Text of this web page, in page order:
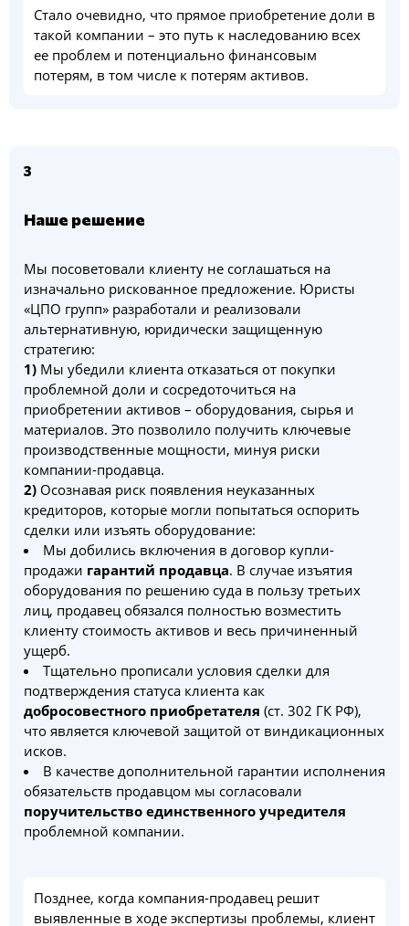
Стало очевидно, что прямое приобретение доли в
такой компании – это путь к наследованию всех
ее проблем и потенциально финансовым
потерям, в том числе к потерям активов.
3
Наше решение
Мы посоветовали клиенту не соглашаться на
изначально рискованное предложение. Юристы
«ЦПО групп» разработали и реализовали
альтернативную, юридически защищенную
стратегию:
1) Мы убедили клиента отказаться от покупки
проблемной доли и сосредоточиться на
приобретении активов – оборудования, сырья и
материалов. Это позволило получить ключевые
производственные мощности, минуя риски
компании-продавца.
2) Осознавая риск появления неуказанных
кредиторов, которые могли попытаться оспорить
сделки или изъять оборудование:
Мы добились включения в договор купли-
продажи гарантий продавца. В случае изъятия
оборудования по решению суда в пользу третьих
лиц, продавец обязался полностью возместить
клиенту стоимость активов и весь причиненный
ущерб.
Тщательно прописали условия сделки для
подтверждения статуса клиента как
добросовестного приобретателя (ст. 302 ГК РФ),
что является ключевой защитой от виндикационных
исков.
В качестве дополнительной гарантии исполнения
обязательств продавцом мы согласовали
поручительство единственного учредителя
проблемной компании.
Позднее, когда компания-продавец решит
выявленные в ходе экспертизы проблемы, клиент